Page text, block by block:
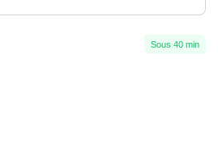
Sous 40 min